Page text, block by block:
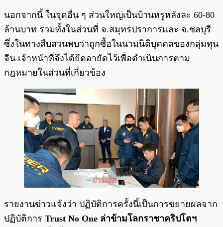
นอกจากนี้ ในจุดอื่น ๆ ส่วนใหญ่เป็นบ้านหรูหลังละ 60-80
ล้านบาท รวมทั้งในส่วนที่ จ.สมุทรปราการและ จ.ชลบุรี
ซึ่งในทางสืบสวนพบว่าถูกซื้อในนามนิติบุคคลของกลุ่มทุน
จีน เจ้าหน้าที่จึงได้ยึดอายัดไว้เพื่อดำเนินการตาม
กฎหมายในส่วนที่เกี่ยวข้อง
รายงานข่าวแจ้งว่า ปฏิบัติการครั้งนี้เป็นการขยายผลจาก
ปฏิบัติการ Trust No One ล่าข้ามโลกราชาคริปโตฯ